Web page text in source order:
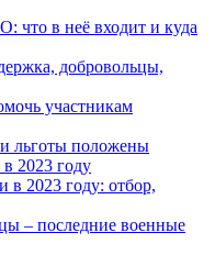
что в неё входит и куда
добровольцы,
участникам
льготы положены
2023 году
в 2023 году: отбор,
– последние военные